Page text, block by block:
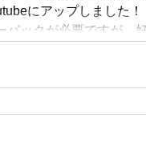
にアップしました！
ックが必要ですが、好